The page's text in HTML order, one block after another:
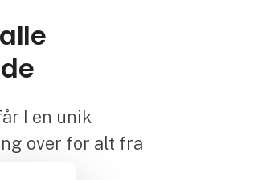
I en unik
over for alt fra